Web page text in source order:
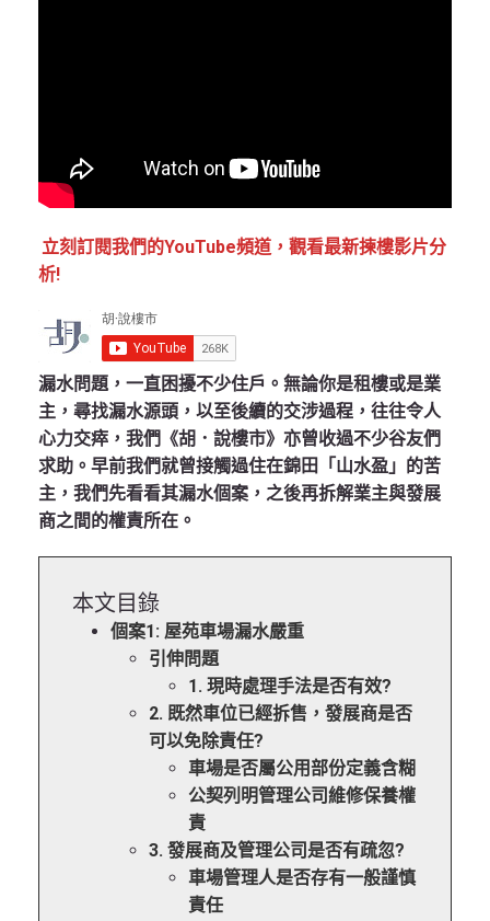
立刻訂閱我們的YouTube頻道，觀看最新揀樓影片分
析!
漏水問題，一直困擾不少住戶。無論你是租樓或是業
主，尋找漏水源頭，以至後續的交涉過程，往往令人
心力交瘁，我們《胡．說樓市》亦曾收過不少谷友們
求助。早前我們就曾接觸過住在錦田「山水盈」的苦
主，我們先看看其漏水個案，之後再拆解業主與發展
商之間的權責所在。
本文目錄
個案1: 屋苑車場漏水嚴重
引伸問題
1. 現時處理手法是否有效?
2. 既然車位已經拆售，發展商是否
可以免除責任?
車場是否屬公用部份定義含糊
公契列明管理公司維修保養權
責
3. 發展商及管理公司是否有疏忽?
車場管理人是否存有一般謹慎
責任